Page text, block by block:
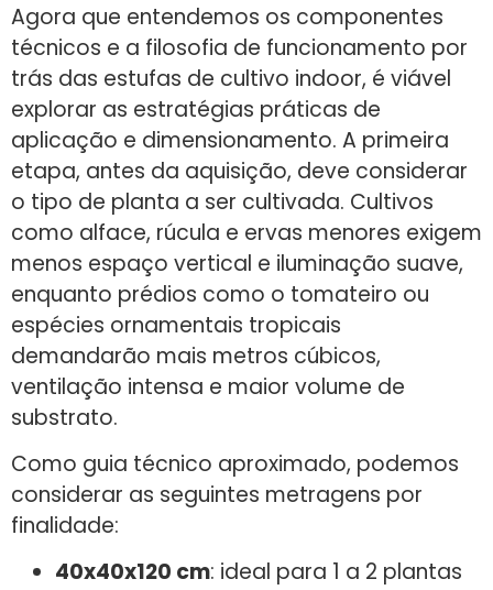
Agora que entendemos os componentes
técnicos e a filosofia de funcionamento por
trás das estufas de cultivo indoor, é viável
explorar as estratégias práticas de
aplicação e dimensionamento. A primeira
etapa, antes da aquisição, deve considerar
o tipo de planta a ser cultivada. Cultivos
como alface, rúcula e ervas menores exigem
menos espaço vertical e iluminação suave,
enquanto prédios como o tomateiro ou
espécies ornamentais tropicais
demandarão mais metros cúbicos,
ventilação intensa e maior volume de
substrato.
Como guia técnico aproximado, podemos
considerar as seguintes metragens por
finalidade:
40x40x120 cm: ideal para 1 a 2 plantas